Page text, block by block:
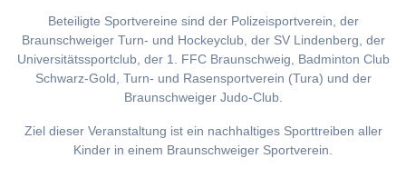
Beteiligte Sportvereine sind der Polizeisportverein, der
Braunschweiger Turn- und Hockeyclub, der SV Lindenberg, der
Universitätssportclub, der 1. FFC Braunschweig, Badminton Club
Schwarz-Gold, Turn- und Rasensportverein (Tura) und der
Braunschweiger Judo-Club.
Ziel dieser Veranstaltung ist ein nachhaltiges Sporttreiben aller
Kinder in einem Braunschweiger Sportverein.